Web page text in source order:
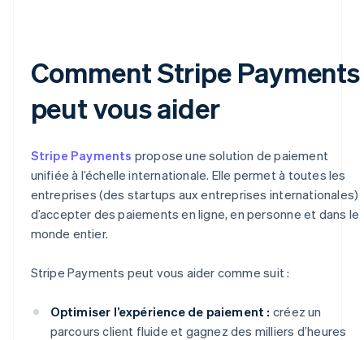
Comment Stripe Payments
peut vous aider
Stripe Payments propose une solution de paiement
unifiée à l’échelle internationale. Elle permet à toutes les
entreprises (des startups aux entreprises internationales)
d’accepter des paiements en ligne, en personne et dans le
monde entier.
Stripe Payments peut vous aider comme suit :
Optimiser l’expérience de paiement : créez un
parcours client fluide et gagnez des milliers d’heures